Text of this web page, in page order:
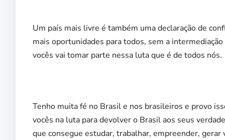
Um país mais livre é também uma declaração de
mais oportunidades para todos, sem a
vocês vai tomar parte nessa luta que é de todos nós.
Tenho muita fé no Brasil e nos brasileiros e provo
vocês na luta para devolver o Brasil aos seus
que consegue estudar, trabalhar, empreender,